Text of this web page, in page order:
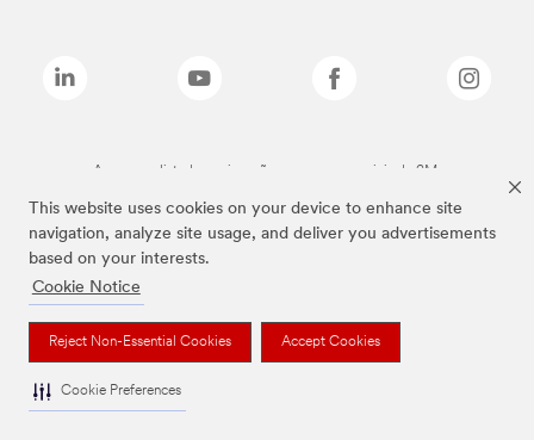
This website uses cookies on your device to enhance site
navigation, analyze site usage, and deliver you advertisements
based on your interests.
Cookie Notice
Reject Non-Essential Cookies Accept Cookies
Cookie Preferences
As marcas listadas a cima são marcas comerciais da 3M.